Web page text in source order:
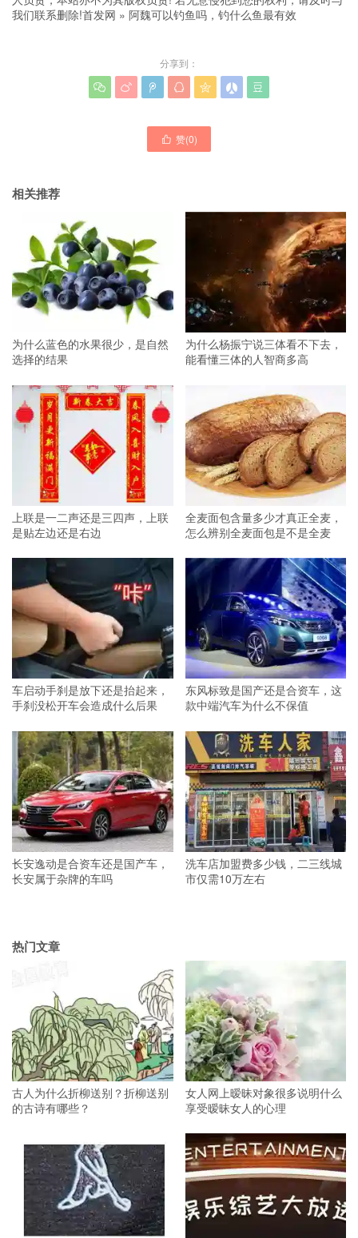
我们联系删除!首发网 » 阿魏可以钓鱼吗，钓什么鱼最有效
分享到：
      
 赞(0)
相关推荐
为什么蓝色的水果很少，是自然
选择的结果
为什么杨振宁说三体看不下去，
能看懂三体的人智商多高
上联是一二声还是三四声，上联
是贴左边还是右边
全麦面包含量多少才真正全麦，
怎么辨别全麦面包是不是全麦
车启动手刹是放下还是抬起来，
手刹没松开车会造成什么后果
东风标致是国产还是合资车，这
款中端汽车为什么不保值
长安逸动是合资车还是国产车，
长安属于杂牌的车吗
洗车店加盟费多少钱，二三线城
市仅需10万左右
热门文章
古人为什么折柳送别？折柳送别
的古诗有哪些？
女人网上暧昧对象很多说明什么
享受暧昧女人的心理